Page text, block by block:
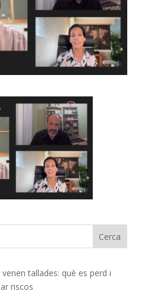
tallades: què es perd i
riscos